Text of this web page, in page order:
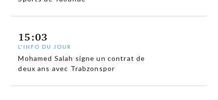
15:03
L'INFO DU JOUR
Mohamed Salah signe un contrat de
deux ans avec Trabzonspor